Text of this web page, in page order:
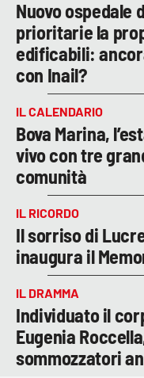
Nuovo ospedale
prioritarie la
edificabili:
con Inail?
IL CALENDARIO
Bova Marina,
vivo con tre
comunità
IL RICORDO
Il sorriso di
inaugura il
IL DRAMMA
Individuato il
Eugenia
sommozzatori